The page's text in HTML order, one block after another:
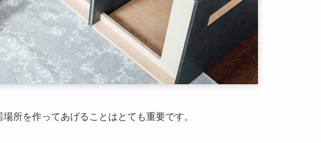
所を作ってあげることはとても重要です。